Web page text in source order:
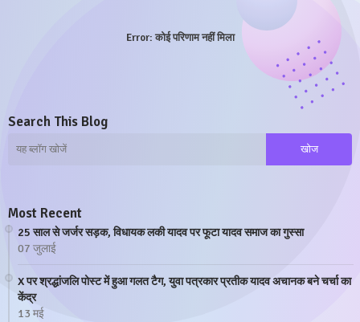
Error: कोई परिणाम नहीं मिला
Search This Blog
Most Recent
25 साल से जर्जर सड़क, विधायक लकी यादव पर फूटा यादव समाज का गुस्सा
07 जुलाई
X पर श्रद्धांजलि पोस्ट में हुआ गलत टैग, युवा पत्रकार प्रतीक यादव अचानक बने चर्चा का
केंद्र
13 मई